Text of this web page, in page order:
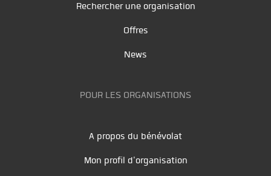
Rechercher une organisation
Offres
News
POUR LES ORGANISATIONS
A propos du bénévolat
Mon profil d'organisation